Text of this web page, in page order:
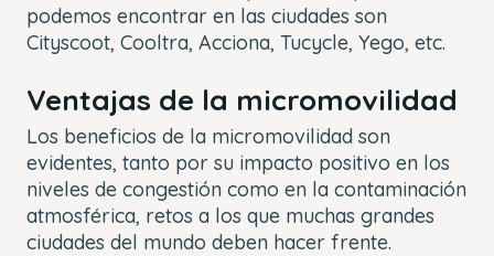
podemos encontrar en las ciudades son
Cityscoot, Cooltra, Acciona, Tucycle, Yego, etc.
Ventajas de la micromovilidad
Los beneficios de la micromovilidad son
evidentes, tanto por su impacto positivo en los
niveles de congestión como en la contaminación
atmosférica, retos a los que muchas grandes
ciudades del mundo deben hacer frente.